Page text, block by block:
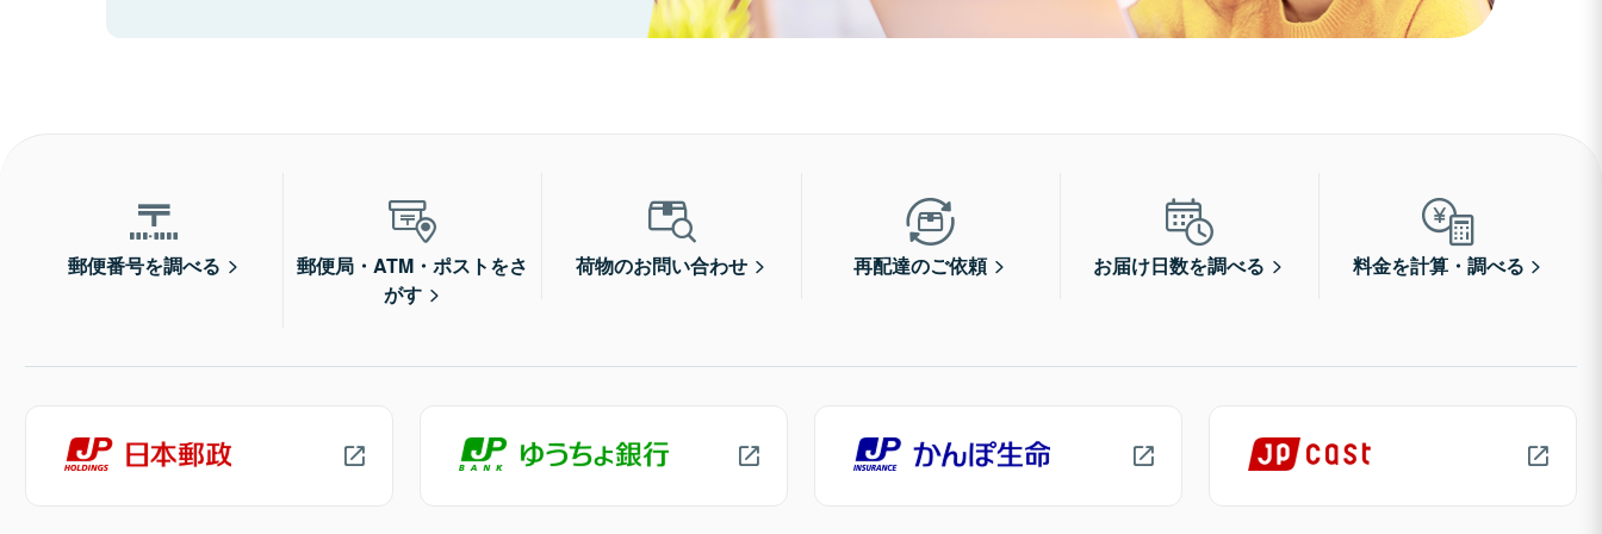
郵便番号を調べる
郵便局・ATM・ポストをさ
がす
荷物のお問い合わせ 再配達のご依頼 お届け日数を調べる 料金を計算・調べる